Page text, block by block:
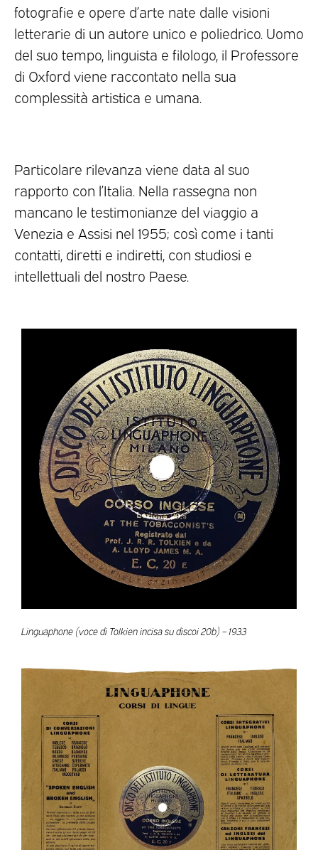
fotografie e opere d’arte nate dalle visioni
letterarie di un autore unico e poliedrico. Uomo
del suo tempo, linguista e filologo, il Professore
di Oxford viene raccontato nella sua
complessità artistica e umana.
Particolare rilevanza viene data al suo
rapporto con l’Italia. Nella rassegna non
mancano le testimonianze del viaggio a
Venezia e Assisi nel 1955; così come i tanti
contatti, diretti e indiretti, con studiosi e
intellettuali del nostro Paese.
Linguaphone (voce di Tolkien incisa su discoi 20b) – 1933